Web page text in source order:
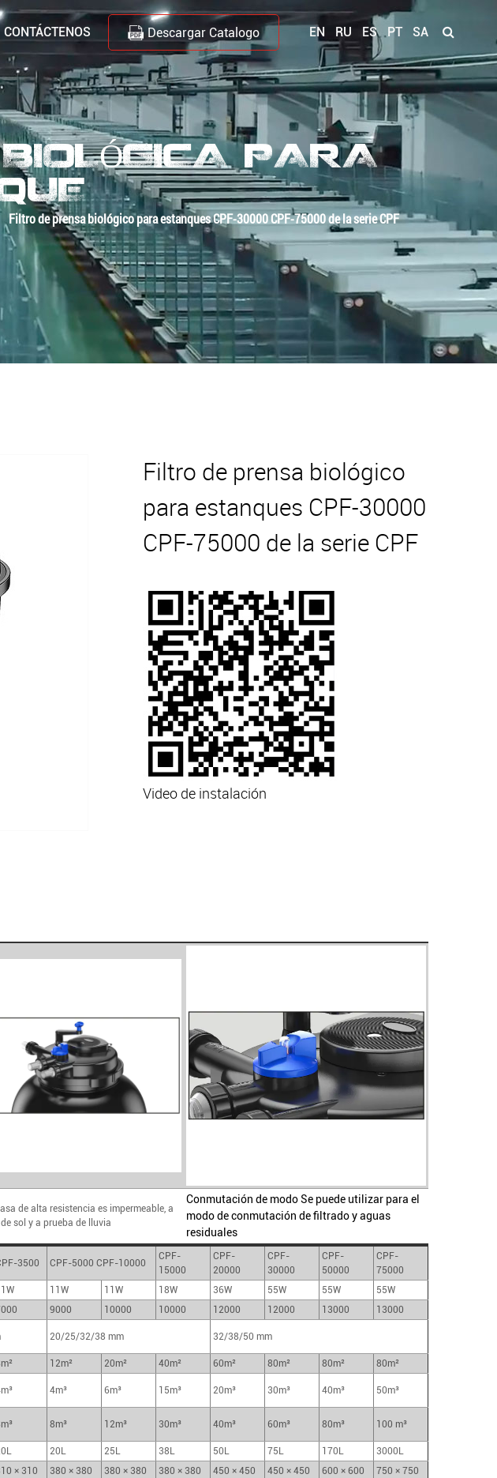
CONTÁCTENOS Descargar Catalogo EN RU ES PT SA
PARA
Filtro de prensa biológico para estanques CPF-30000 CPF-75000 de la serie CPF
Filtro de prensa biológico
para estanques CPF-30000
CPF-75000 de la serie CPF
Video de instalación
de alta resistencia es impermeable, a
sol y a prueba de lluvia
Conmutación de modo Se puede utilizar para el
modo de conmutación de filtrado y aguas
residuales
3500 CPF-5000 CPF-10000
CPF-
15000
CPF-
20000
CPF-
30000
CPF-
50000
CPF-
75000
11W 11W 18W 36W 55W 55W
55W
9000 10000 10000 12000 12000 13000
13000
20/25/32/38 mm 32/38/50 mm
12m² 20m² 40m² 60m² 80m² 80m²
80m²
4m³ 6m³ 15m³ 20m³ 30m³ 40m³ 50m³
8m³ 12m³ 30m³ 40m³ 60m³ 80m³ 100 m³
20L 25L 38L 50L 75L 170L
3000L
× 310
380 × 380
380 × 380
380 × 380
450 × 450
450 × 450
600 × 600
750 × 750